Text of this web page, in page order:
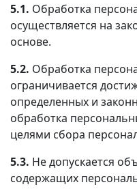
5.1. Обработка
осуществляется на
основе.
5.2. Обработка
ограничивается
определенных и
обработка
целями сбора
5.3. Не допускается
содержащих